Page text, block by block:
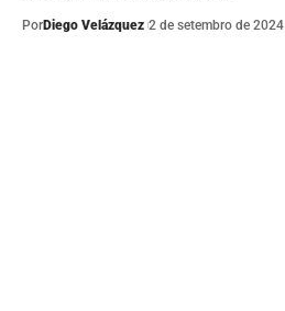
PorDiego Velázquez 2 de setembro de 2024